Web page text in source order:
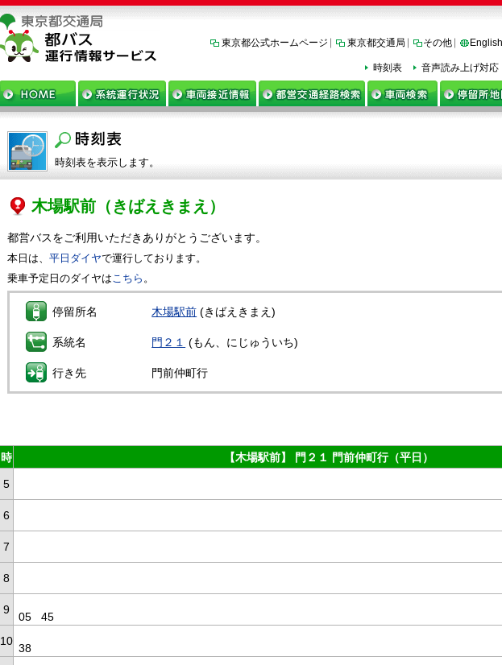
English
その他
東京都交通局
東京都公式ホームページ
音声読み上げ対応
時刻表
時刻表を表示します。
木場駅前 （きばえきまえ）
都営バスをご利用いただきありがとうございます。
本日は、 平日ダイヤで運行しております。
乗車予定日のダイヤはこちら 。
停留所名 木場駅前 (きばえきまえ)
系統名 門２１ (もん、にじゅういち)
行き先 門前仲町行
時 【木場駅前】 門２１ 門前仲町行（平日）
5
6
7
8
9
05
45
10
38